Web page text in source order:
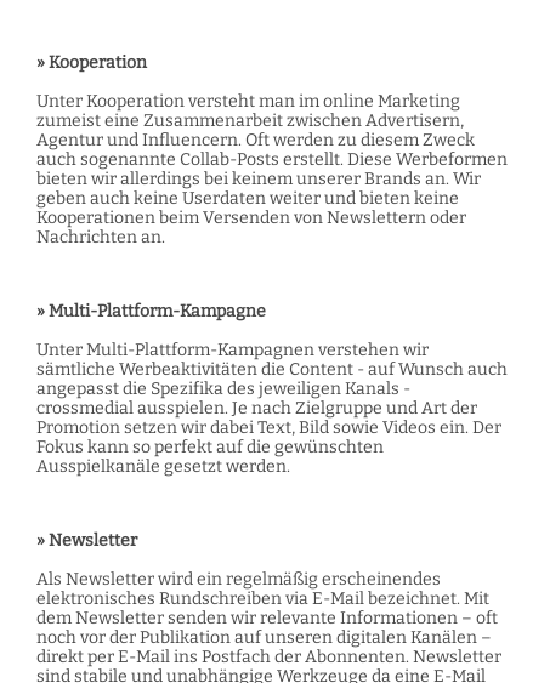
» Kooperation
Unter Kooperation versteht man im online Marketing
zumeist eine Zusammenarbeit zwischen Advertisern,
Agentur und Influencern. Oft werden zu diesem Zweck
auch sogenannte Collab-Posts erstellt. Diese Werbeformen
bieten wir allerdings bei keinem unserer Brands an. Wir
geben auch keine Userdaten weiter und bieten keine
Kooperationen beim Versenden von Newslettern oder
Nachrichten an.
» Multi-Plattform-Kampagne
Unter Multi-Plattform-Kampagnen verstehen wir
sämtliche Werbeaktivitäten die Content - auf Wunsch auch
angepasst die Spezifika des jeweiligen Kanals -
crossmedial ausspielen. Je nach Zielgruppe und Art der
Promotion setzen wir dabei Text, Bild sowie Videos ein. Der
Fokus kann so perfekt auf die gewünschten
Ausspielkanäle gesetzt werden.
» Newsletter
Als Newsletter wird ein regelmäßig erscheinendes
elektronisches Rundschreiben via E-Mail bezeichnet. Mit
dem Newsletter senden wir relevante Informationen – oft
noch vor der Publikation auf unseren digitalen Kanälen –
direkt per E-Mail ins Postfach der Abonnenten. Newsletter
sind stabile und unabhängige Werkzeuge da eine E-Mail